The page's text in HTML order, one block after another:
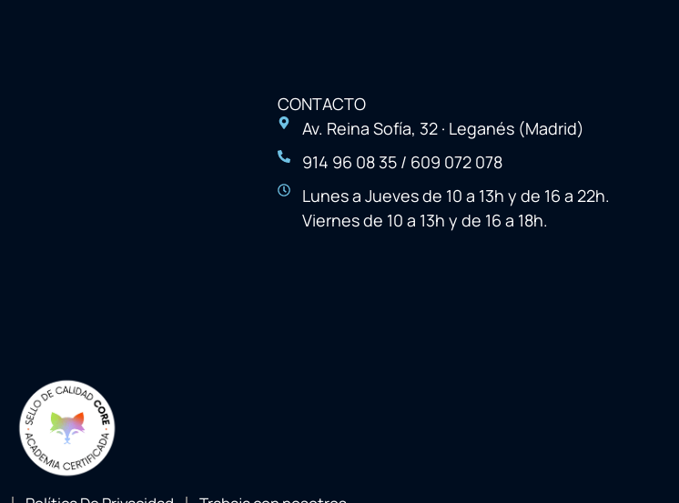
CONTACTO
Av. Reina Sofía, 32 · Leganés (Madrid)
914 96 08 35 / 609 072 078
Lunes a Jueves de 10 a 13h y de 16 a 22h.
Viernes de 10 a 13h y de 16 a 18h.